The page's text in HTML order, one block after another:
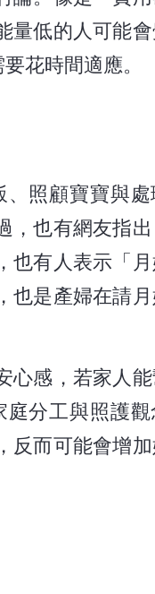
量低的人可能
花時間適應。
照顧寶寶與
，也有網友指
也有人表示「
也是產婦在請
心感，若家人
分工與照護
反而可能會增